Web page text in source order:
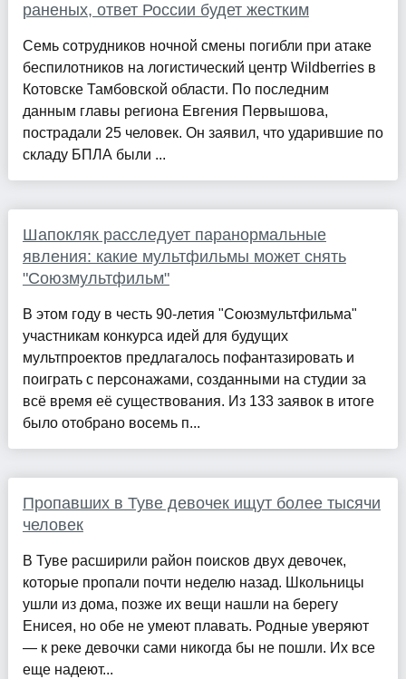
раненых, ответ России будет жестким
Семь сотрудников ночной смены погибли при атаке
беспилотников на логистический центр Wildberries в
Котовске Тамбовской области. По последним
данным главы региона Евгения Первышова,
пострадали 25 человек. Он заявил, что ударившие по
складу БПЛА были ...
Шапокляк расследует паранормальные
явления: какие мультфильмы может снять
"Союзмультфильм"
В этом году в честь 90-летия "Союзмультфильма"
участникам конкурса идей для будущих
мультпроектов предлагалось пофантазировать и
поиграть с персонажами, созданными на студии за
всё время её существования. Из 133 заявок в итоге
было отобрано восемь п...
Пропавших в Туве девочек ищут более тысячи
человек
В Туве расширили район поисков двух девочек,
которые пропали почти неделю назад. Школьницы
ушли из дома, позже их вещи нашли на берегу
Енисея, но обе не умеют плавать. Родные уверяют
— к реке девочки сами никогда бы не пошли. Их все
еще надеют...